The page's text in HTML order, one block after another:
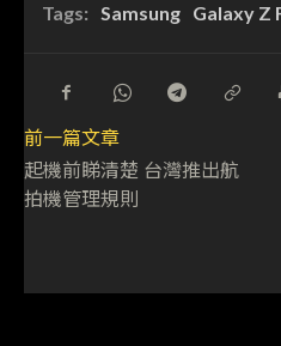
Tags: Samsung Galaxy Z
前一篇文章
起機前睇清楚 台灣推出航
拍機管理規則